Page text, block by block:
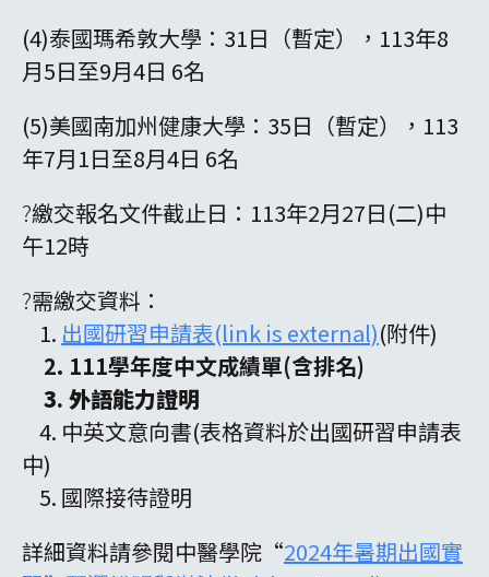
(4)泰國瑪希敦大學：31日（暫定），113年8
月5日至9月4日 6名
(5)美國南加州健康大學：35日（暫定），113
年7月1日至8月4日 6名
?繳交報名文件截止日：113年2月27日(二)中
午12時
?需繳交資料：
1. 出國研習申請表(link is external)(附件)
2. 111學年度中文成績單(含排名)
3. 外語能力證明
4. 中英文意向書(表格資料於出國研習申請表
中)
5. 國際接待證明
詳細資料請參閱中醫學院“2024年暑期出國實